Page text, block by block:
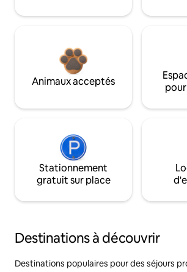
Animaux acceptés
Stationnement
gratuit sur place
Destinations à découvrir
Destinations populaires pour des séjours